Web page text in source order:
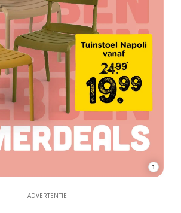
1
ADVERTENTIE